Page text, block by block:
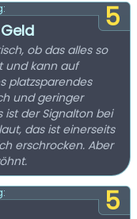
5
ob das alles so
und kann auf
platzsparendes
und geringer
ist der Signalton bei
das ist einerseits
erschrocken. Aber
5